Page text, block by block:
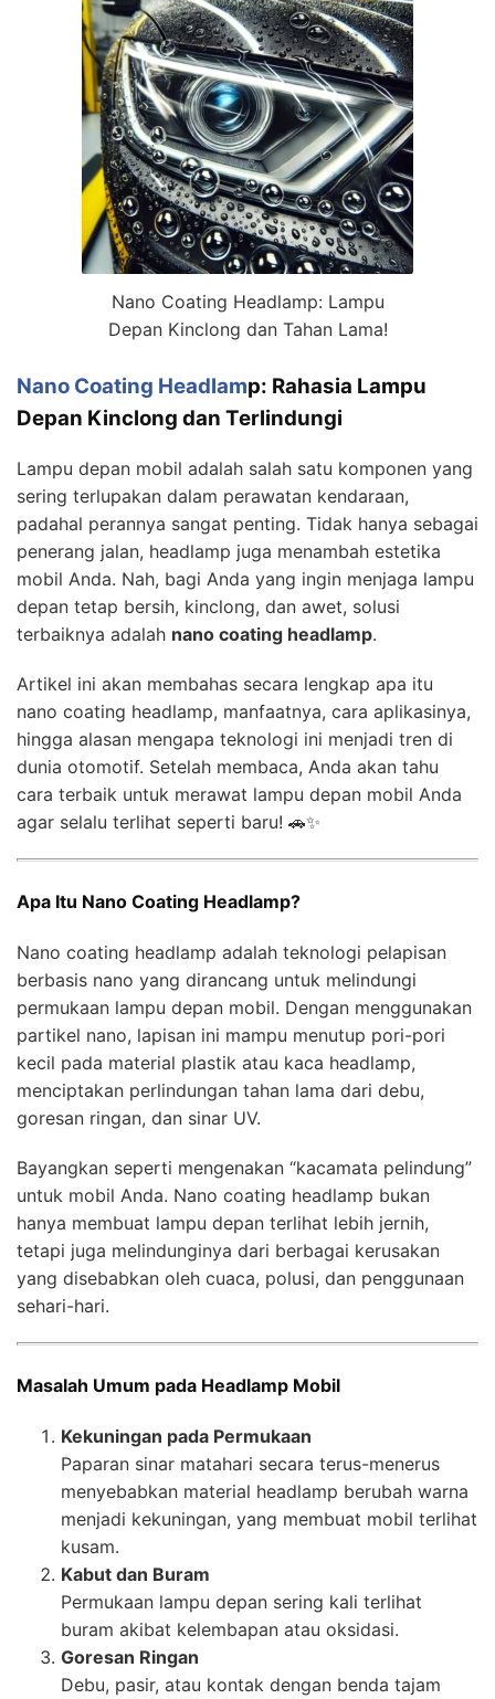
Nano Coating Headlamp: Lampu
Depan Kinclong dan Tahan Lama!
Nano Coating Headlamp: Rahasia Lampu
Depan Kinclong dan Terlindungi
Lampu depan mobil adalah salah satu komponen yang
sering terlupakan dalam perawatan kendaraan,
padahal perannya sangat penting. Tidak hanya sebagai
penerang jalan, headlamp juga menambah estetika
mobil Anda. Nah, bagi Anda yang ingin menjaga lampu
depan tetap bersih, kinclong, dan awet, solusi
terbaiknya adalah nano coating headlamp.
Artikel ini akan membahas secara lengkap apa itu
nano coating headlamp, manfaatnya, cara aplikasinya,
hingga alasan mengapa teknologi ini menjadi tren di
dunia otomotif. Setelah membaca, Anda akan tahu
cara terbaik untuk merawat lampu depan mobil Anda
agar selalu terlihat seperti baru! 🚗✨
Apa Itu Nano Coating Headlamp?
Nano coating headlamp adalah teknologi pelapisan
berbasis nano yang dirancang untuk melindungi
permukaan lampu depan mobil. Dengan menggunakan
partikel nano, lapisan ini mampu menutup pori-pori
kecil pada material plastik atau kaca headlamp,
menciptakan perlindungan tahan lama dari debu,
goresan ringan, dan sinar UV.
Bayangkan seperti mengenakan “kacamata pelindung”
untuk mobil Anda. Nano coating headlamp bukan
hanya membuat lampu depan terlihat lebih jernih,
tetapi juga melindunginya dari berbagai kerusakan
yang disebabkan oleh cuaca, polusi, dan penggunaan
sehari-hari.
Masalah Umum pada Headlamp Mobil
Kekuningan pada Permukaan
Paparan sinar matahari secara terus-menerus
menyebabkan material headlamp berubah warna
menjadi kekuningan, yang membuat mobil terlihat
kusam.
Kabut dan Buram
Permukaan lampu depan sering kali terlihat
buram akibat kelembapan atau oksidasi.
Goresan Ringan
Debu, pasir, atau kontak dengan benda tajam